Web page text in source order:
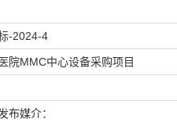
-2024-4
院MMC中心设备采购项目
布媒介：